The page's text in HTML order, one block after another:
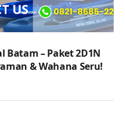
Batam – Paket 2D1N
& Wahana Seru!